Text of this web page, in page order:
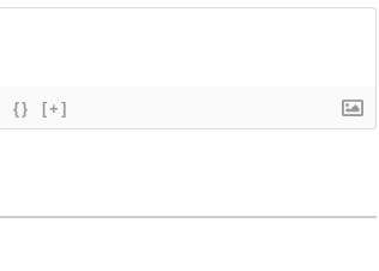
{} [+]